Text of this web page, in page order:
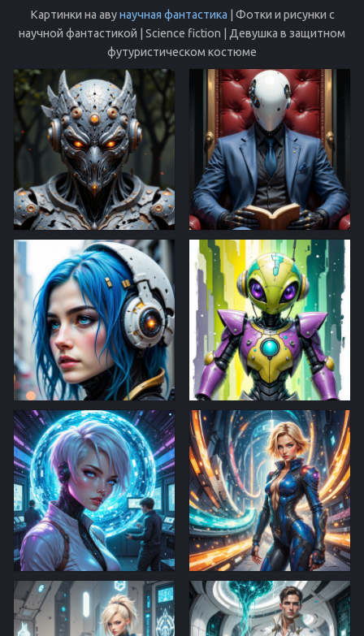
Картинки на авунаучная фантастика | Фотки и рисунки с
научной фантастикой | Science fiction | Девушка в защитном
футуристическом костюме